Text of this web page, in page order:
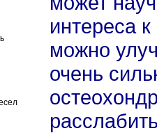
интереса
можно
очень